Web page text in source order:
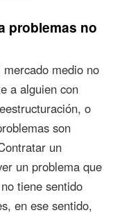
problemas no
medio no
a alguien con
o
son
un
un problema que
tiene sentido
en ese sentido,